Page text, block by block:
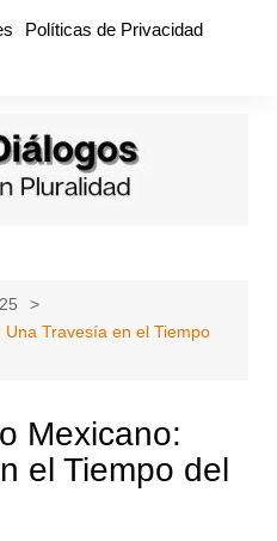
Políticas de Privacidad
Travesía en el Tiempo
Mexicano:
el Tiempo del